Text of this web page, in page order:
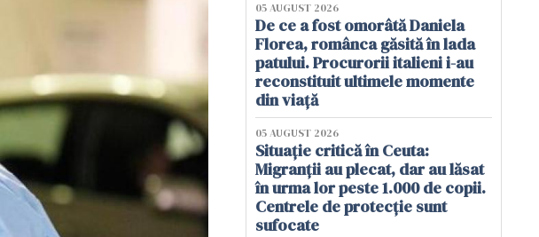
05 AUGUST 2026
De ce a fost omorâtă Daniela
Florea, românca găsită în lada
patului. Procurorii italieni i-au
reconstituit ultimele momente
din viață
05 AUGUST 2026
Situație critică în Ceuta:
Migranții au plecat, dar au lăsat
în urma lor peste 1.000 de copii.
Centrele de protecție sunt
sufocate